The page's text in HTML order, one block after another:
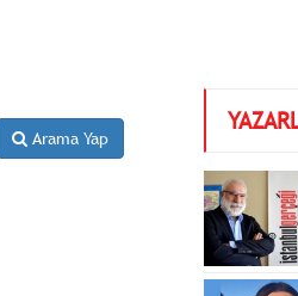
Arama Yap